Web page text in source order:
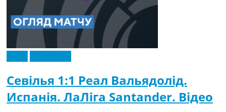
Севілья 1:1 Реал Вальядолід.
Испанія. ЛаЛіга Santander. Відео